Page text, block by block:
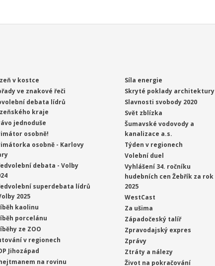
v kostce
ve znakové řeči
debata lídrů
kraje
jednoduše
osobně!
osobně - Karlovy
debata - Volby
superdebata lídrů
2025
kaolinu
porcelánu
ze ZOO
v regionech
Jihozápad
na rovinu
Síla energie
Skryté poklady architektury
Slavnosti svobody 2020
Svět zblízka
Šumavské vodovody a
kanalizace a.s.
Týden v regionech
Volební duel
Vyhlášení 34. ročníku
hudebních cen Žebřík za rok
2025
WestCast
Za ušima
Západočeský talíř
Zpravodajský expres
Zprávy
Ztráty a nálezy
Život na pokračování